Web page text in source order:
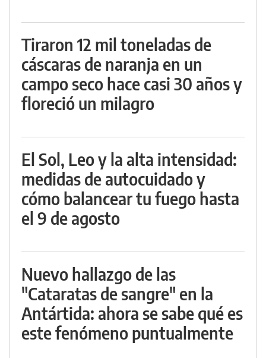
Tiraron 12 mil toneladas de
cáscaras de naranja en un
campo seco hace casi 30 años y
floreció un milagro
El Sol, Leo y la alta intensidad:
medidas de autocuidado y
cómo balancear tu fuego hasta
el 9 de agosto
Nuevo hallazgo de las
"Cataratas de sangre" en la
Antártida: ahora se sabe qué es
este fenómeno puntualmente